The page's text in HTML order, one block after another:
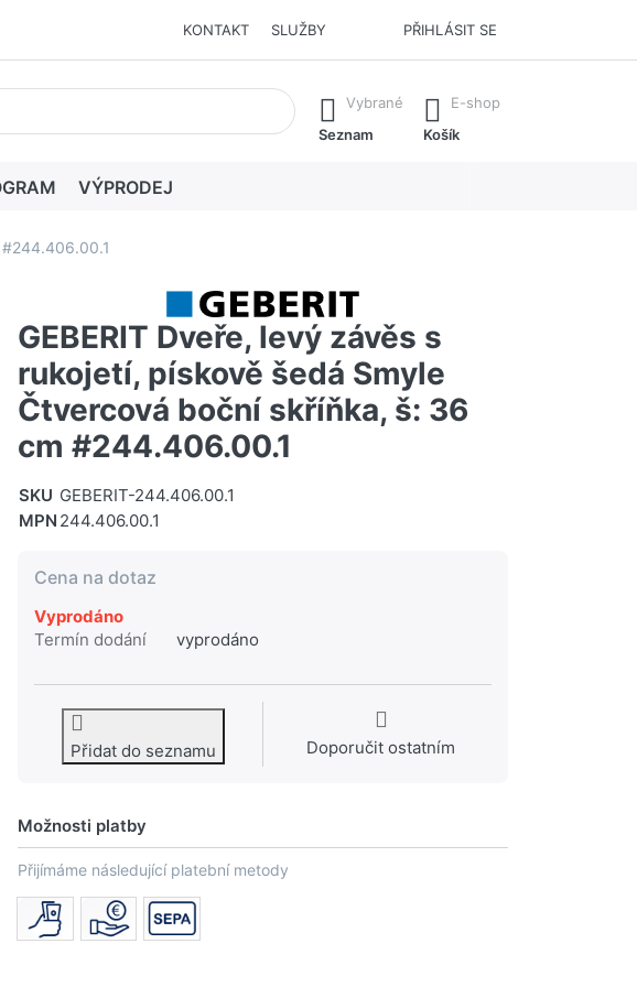
KONTAKT SLUŽBY PŘIHLÁSIT SE
při zadávání. Stisknutím klávesy Enter vyvoláte všechny výsledky.
Vybrané
Seznam
E-shop
Košík
VÝPRODEJ
GEBERIT Dveře, levý závěs s
rukojetí, pískově šedá Smyle
Čtvercová boční skříňka, š: 36
cm #244.406.00.1
SKU GEBERIT-244.406.00.1
MPN 244.406.00.1
Cena na dotaz
Vyprodáno
Termín dodání
vyprodáno
Přidat do seznamu Doporučit ostatním
Možnosti platby
Přijímáme následující platební metody